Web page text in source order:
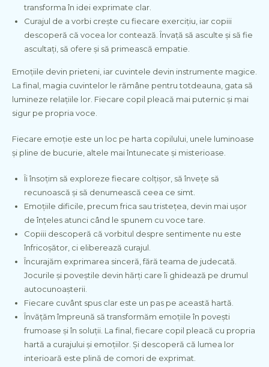
transforma în idei exprimate clar.
Curajul de a vorbi crește cu fiecare exercițiu, iar copiii
descoperă că vocea lor contează. Învață să asculte și să fie
ascultați, să ofere și să primească empatie.
Emoțiile devin prieteni, iar cuvintele devin instrumente magice.
La final, magia cuvintelor le rămâne pentru totdeauna, gata să
lumineze relațiile lor. Fiecare copil pleacă mai puternic și mai
sigur pe propria voce.
Fiecare emoție este un loc pe harta copilului, unele luminoase
și pline de bucurie, altele mai întunecate și misterioase.
Îi însoțim să exploreze fiecare colțișor, să învețe să
recunoască și să denumească ceea ce simt.
Emoțiile dificile, precum frica sau tristețea, devin mai ușor
de înțeles atunci când le spunem cu voce tare.
Copiii descoperă că vorbitul despre sentimente nu este
înfricoșător, ci eliberează curajul.
Încurajăm exprimarea sinceră, fără teama de judecată.
Jocurile și poveștile devin hărți care îi ghidează pe drumul
autocunoașterii.
Fiecare cuvânt spus clar este un pas pe această hartă.
Învățăm împreună să transformăm emoțiile în povești
frumoase și în soluții. La final, fiecare copil pleacă cu propria
hartă a curajului și emoțiilor. Și descoperă că lumea lor
interioară este plină de comori de exprimat.